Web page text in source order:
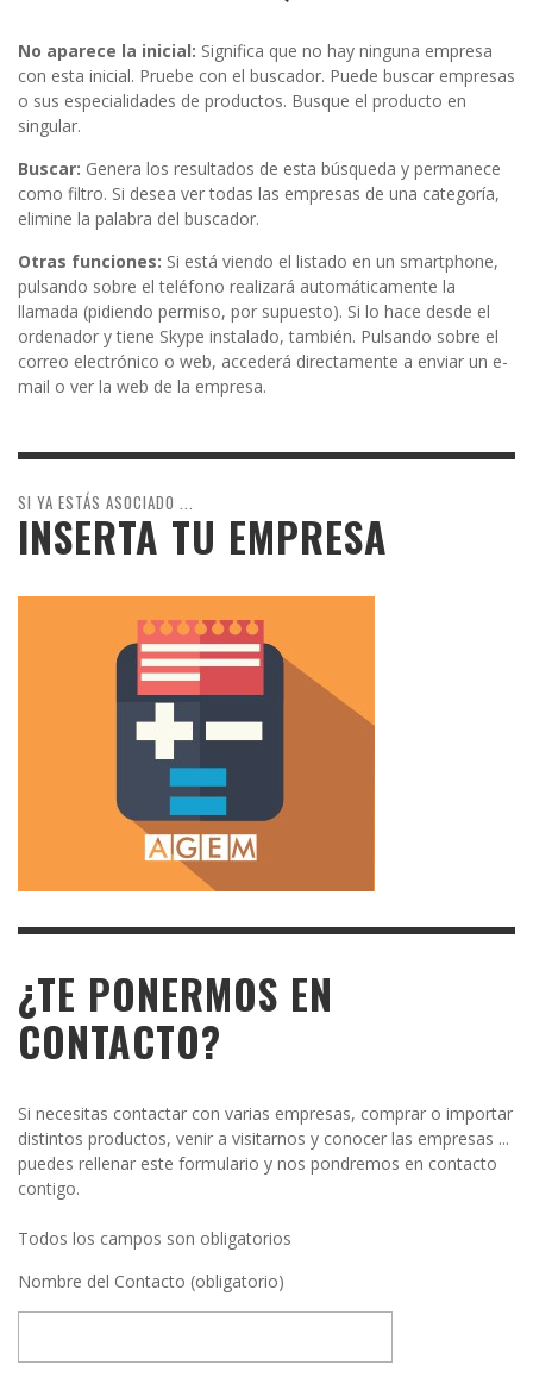
No aparece la inicial: Significa que no hay ninguna empresa
con esta inicial. Pruebe con el buscador. Puede buscar empresas
o sus especialidades de productos. Busque el producto en
singular.
Buscar: Genera los resultados de esta búsqueda y permanece
como filtro. Si desea ver todas las empresas de una categoría,
elimine la palabra del buscador.
Otras funciones: Si está viendo el listado en un smartphone,
pulsando sobre el teléfono realizará automáticamente la
llamada (pidiendo permiso, por supuesto). Si lo hace desde el
ordenador y tiene Skype instalado, también. Pulsando sobre el
correo electrónico o web, accederá directamente a enviar un e-
mail o ver la web de la empresa.
SI YA ESTÁS ASOCIADO ...
INSERTA TU EMPRESA
¿TE PONERMOS EN
CONTACTO?
Si necesitas contactar con varias empresas, comprar o importar
distintos productos, venir a visitarnos y conocer las empresas ...
puedes rellenar este formulario y nos pondremos en contacto
contigo.
Todos los campos son obligatorios
Nombre del Contacto (obligatorio)